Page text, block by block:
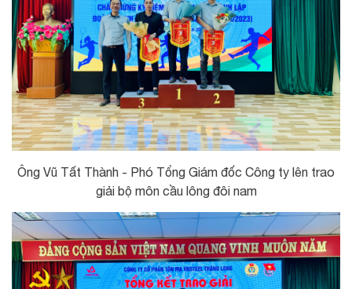
Ông Vũ Tất Thành - Phó Tổng Giám đốc Công ty lên trao
giải bộ môn cầu lông đôi nam